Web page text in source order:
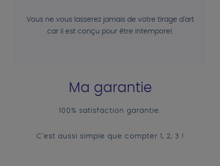
Vous ne vous lasserez jamais de votre tirage d'art
car il est conçu pour être intemporel.
Ma garantie
100% satisfaction garantie.
C'est aussi simple que compter 1, 2, 3 !